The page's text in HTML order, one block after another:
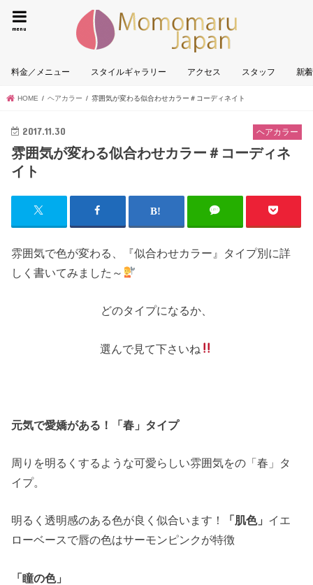
墨田区
menu
料金／メニュー スタイルギャラリー アクセス スタッフ 新
HOME ヘアカラー 雰囲気が変わる似合わせカラー＃コーディネイト
ヘアカラー
2017.11.30
雰囲気が変わる似合わせカラー＃コーディネ
イト
雰囲気で色が変わる、『似合わせカラー』タイプ別に詳
しく書いてみました～
どのタイプになるか、
選んで見て下さいね
元気で愛嬌がある！「春」タイプ
周りを明るくするような可愛らしい雰囲気をの「春」タ
イプ。
明るく透明感のある色が良く似合います！ 「肌色」 イエ
ローベースで唇の色はサーモンピンクが特徴
「瞳の色」